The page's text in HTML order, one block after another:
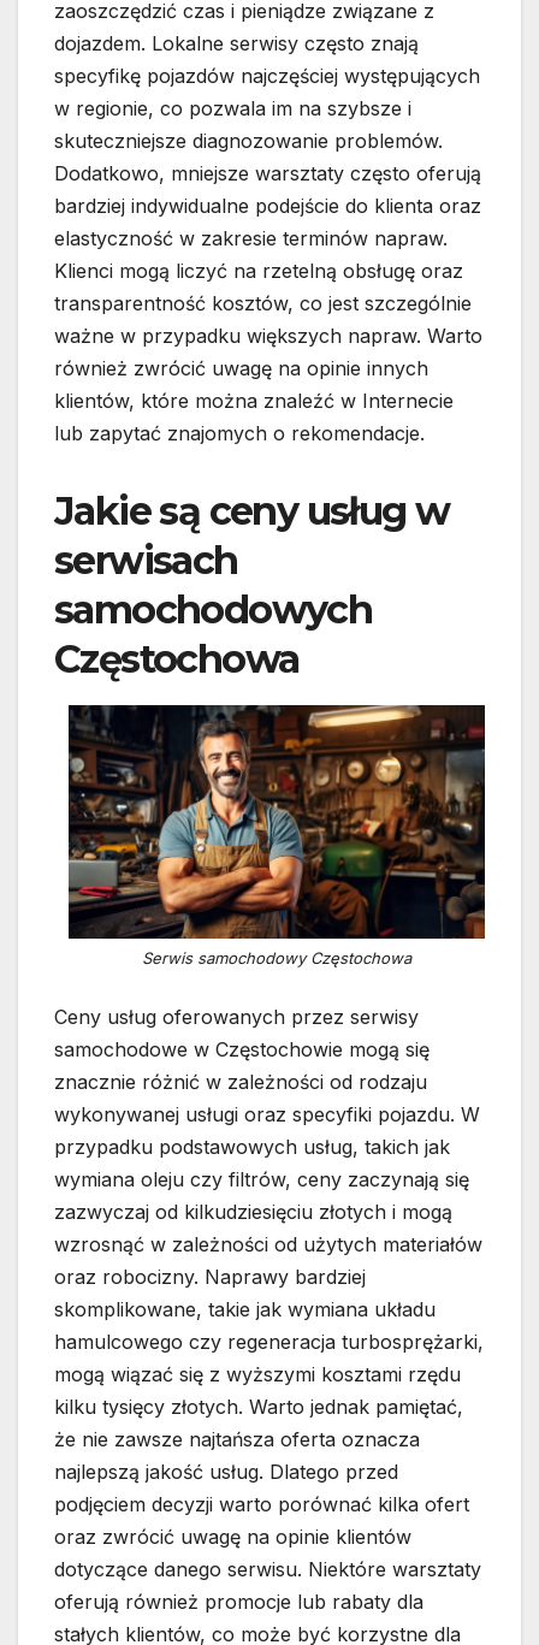
zaoszczędzić czas i pieniądze związane z
dojazdem. Lokalne serwisy często znają
specyfikę pojazdów najczęściej występujących
w regionie, co pozwala im na szybsze i
skuteczniejsze diagnozowanie problemów.
Dodatkowo, mniejsze warsztaty często oferują
bardziej indywidualne podejście do klienta oraz
elastyczność w zakresie terminów napraw.
Klienci mogą liczyć na rzetelną obsługę oraz
transparentność kosztów, co jest szczególnie
ważne w przypadku większych napraw. Warto
również zwrócić uwagę na opinie innych
klientów, które można znaleźć w Internecie
lub zapytać znajomych o rekomendacje.
Jakie są ceny usług w
serwisach
samochodowych
Częstochowa
Serwis samochodowy Częstochowa
Ceny usług oferowanych przez serwisy
samochodowe w Częstochowie mogą się
znacznie różnić w zależności od rodzaju
wykonywanej usługi oraz specyfiki pojazdu. W
przypadku podstawowych usług, takich jak
wymiana oleju czy filtrów, ceny zaczynają się
zazwyczaj od kilkudziesięciu złotych i mogą
wzrosnąć w zależności od użytych materiałów
oraz robocizny. Naprawy bardziej
skomplikowane, takie jak wymiana układu
hamulcowego czy regeneracja turbosprężarki,
mogą wiązać się z wyższymi kosztami rzędu
kilku tysięcy złotych. Warto jednak pamiętać,
że nie zawsze najtańsza oferta oznacza
najlepszą jakość usług. Dlatego przed
podjęciem decyzji warto porównać kilka ofert
oraz zwrócić uwagę na opinie klientów
dotyczące danego serwisu. Niektóre warsztaty
oferują również promocje lub rabaty dla
stałych klientów, co może być korzystne dla